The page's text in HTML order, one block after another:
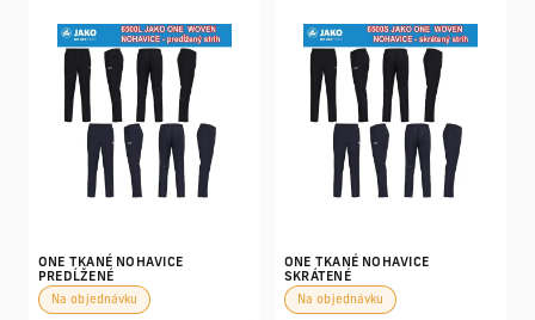
ONE TKANÉ NOHAVICE
PREDĹŽENÉ
Na objednávku
ONE TKANÉ NOHAVICE
SKRÁTENÉ
Na objednávku